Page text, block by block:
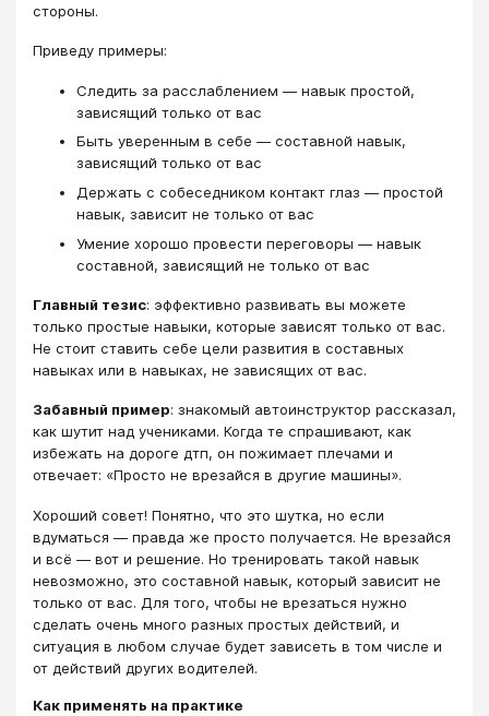
стороны.
Приведу примеры:
Следить за расслаблением ― навык простой,
зависящий только от вас
Быть уверенным в себе ― составной навык,
зависящий только от вас
Держать с собеседником контакт глаз ― простой
навык, зависит не только от вас
Умение хорошо провести переговоры ― навык
составной, зависящий не только от вас
Главный тезис: эффективно развивать вы можете
только простые навыки, которые зависят только от вас.
Не стоит ставить себе цели развития в составных
навыках или в навыках, не зависящих от вас.
Забавный пример: знакомый автоинструктор рассказал,
как шутит над учениками. Когда те спрашивают, как
избежать на дороге дтп, он пожимает плечами и
отвечает: «Просто не врезайся в другие машины».
Хороший совет! Понятно, что это шутка, но если
вдуматься ― правда же просто получается. Не врезайся
и всё ― вот и решение. Но тренировать такой навык
невозможно, это составной навык, который зависит не
только от вас. Для того, чтобы не врезаться нужно
сделать очень много разных простых действий, и
ситуация в любом случае будет зависеть в том числе и
от действий других водителей.
Как применять на практике